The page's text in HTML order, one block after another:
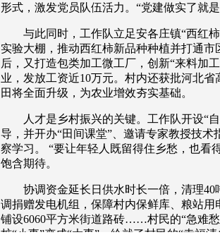
形式，激发党员队伍活力。“党建做实了就
与此同时，工作队立足安各庄镇“西红
实验大棚，推动西红柿新品种种植并打通
后，又打造包类加工微工厂，创新“来料加
业，发放工资近10万元。村内还获批河北省
田将全面升级，为农业增效夯实基础。
人才是乡村振兴的关键。工作队开设“
导，并开办“田间课堂”、邀请专家教授技
察学习。 “要让年轻人既留得住乡愁，也看
饱含期待。
协调资金延长日供水时长一倍，清理
调捐赠发电机组，保障村内保鲜库、粮站用
铺设6060平方米街道路砖……村民的“急难
桩“小事”变成“大事”，绘就了村民的“幸福清